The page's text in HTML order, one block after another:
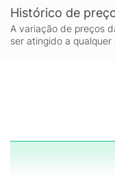
Histórico de
A variação de preços
ser atingido a qualquer